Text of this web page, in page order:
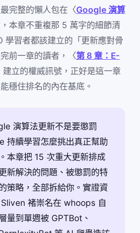
完整的懶人包在〈Google 演算
本章不重複那 5 萬字的細節清
學習者都該建立的「更新應對骨
前一章的讀者，〈第 8 章：E-
建立的權威訊號，正好是這一章
穩住排名的內在基底。
演算法更新不是要懲罰
持續學習怎麼挑出真正幫助
本章把 15 次重大更新排成
新解決的問題、被懲罰的特
策略，全部拆給你。實證資
褚崇名在 whoops 自
量到單週被 GPTBot、